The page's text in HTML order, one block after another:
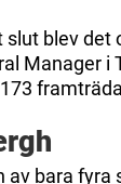
blev det
Manager i
av bara fyra